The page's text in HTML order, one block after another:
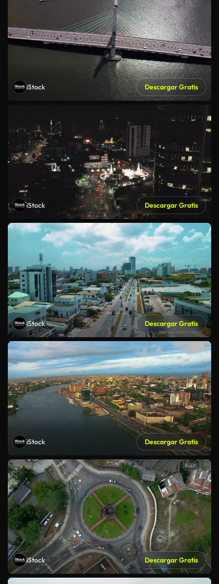
iStock Descargar Gratis
iStock Descargar Gratis
iStock Descargar Gratis
iStock Descargar Gratis
iStock Descargar Gratis